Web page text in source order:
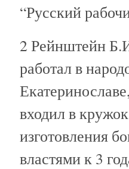
“Русский
2 Рейнштейн
работал в
входил в
изготовления
властями к 3